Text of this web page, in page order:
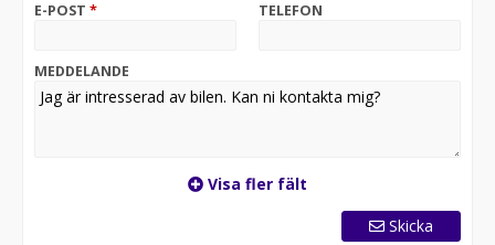
säkerställer att din nya bil tas om hand på bästa sätt. Vi
Välkommen in till oss på Bilkompani Kalmar. Södra
Vägen 72. Vi är med dig!
E-POST * TELEFON
MEDDELANDE
Visa fler fält
Skicka